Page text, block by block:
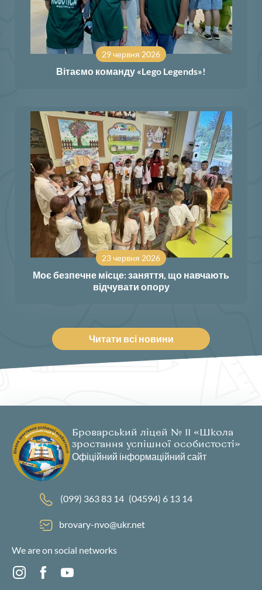
29 червня 2026
Вітаємо команду «Lego Legends»!
23 червня 2026
Моє безпечне місце: заняття, що навчають
відчувати опору
Читати всі новини
Броварський ліцей № 11 «Школа
зростання успішної особистості»
Офіційний інформаційний сайт
(099) 363 83 14 (04594) 6 13 14
brovary-nvo@ukr.net
We are on social networks